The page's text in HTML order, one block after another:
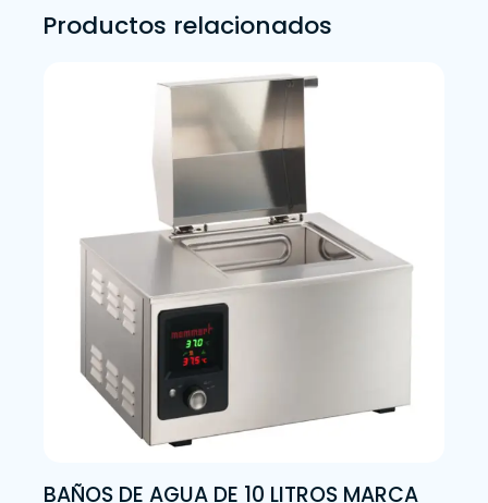
Productos relacionados
BAÑOS DE AGUA DE 10 LITROS MARCA